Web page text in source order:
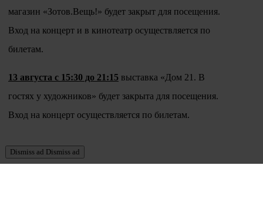
магазин «Зотов.Вещь!» будет закрыт для посещения.
Вход на концерт и в кинотеатр осуществляется по
билетам.
13 августа с 15:30 до 21:15 выставка «Дом 21. В
гостях у художников» будет закрыта для посещения.
Вход на концерт осуществляется по билетам.
Dismiss ad Dismiss ad